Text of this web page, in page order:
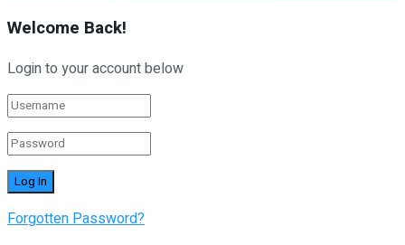
Welcome Back!
Login to your account below
Forgotten Password?